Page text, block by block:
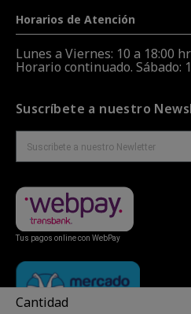
Cantidad
Horarios de Atención
Lunes a Viernes: 10 a 18:00
Horario continuado. Sábado:
Suscríbete a nuestro
Tus pagos online con WebPay